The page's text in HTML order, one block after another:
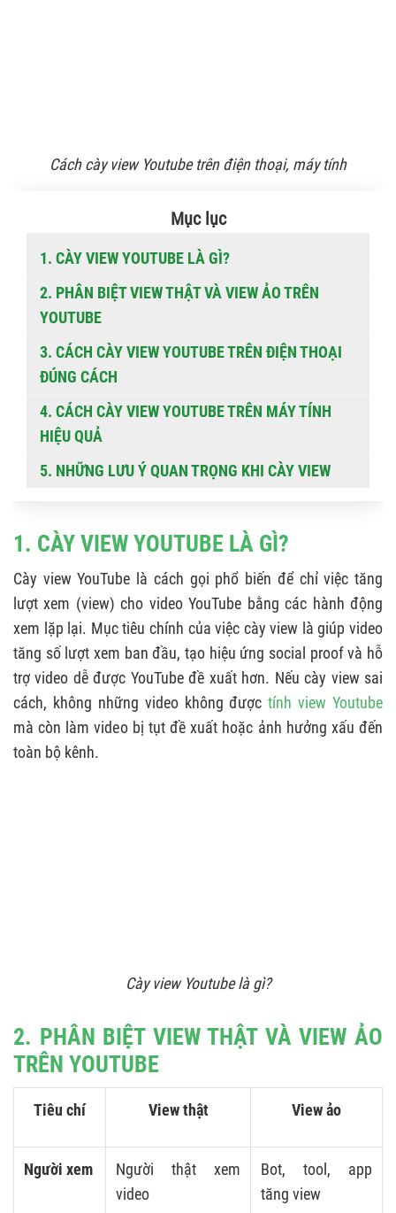
Cách cày view Youtube trên điện thoại, máy tính
Mục lục
1. CÀY VIEW YOUTUBE LÀ GÌ?
2. PHÂN BIỆT VIEW THẬT VÀ VIEW ẢO TRÊN
YOUTUBE
3. CÁCH CÀY VIEW YOUTUBE TRÊN ĐIỆN THOẠI
ĐÚNG CÁCH
4. CÁCH CÀY VIEW YOUTUBE TRÊN MÁY TÍNH
HIỆU QUẢ
5. NHỮNG LƯU Ý QUAN TRỌNG KHI CÀY VIEW
1. CÀY VIEW YOUTUBE LÀ GÌ?
Cày view YouTube là cách gọi phổ biến để chỉ việc tăng
lượt xem (view) cho video YouTube bằng các hành động
xem lặp lại. Mục tiêu chính của việc cày view là giúp video
tăng số lượt xem ban đầu, tạo hiệu ứng social proof và hỗ
trợ video dễ được YouTube đề xuất hơn. Nếu cày view sai
cách, không những video không đượctính view Youtube
mà còn làm video bị tụt đề xuất hoặc ảnh hưởng xấu đến
toàn bộ kênh.
Cày view Youtube là gì?
2. PHÂN BIỆT VIEW THẬT VÀ VIEW ẢO
TRÊN YOUTUBE
Tiêu chí View thật View ảo
Người xem
Người thật xem
video
Bot, tool, app
tăng view